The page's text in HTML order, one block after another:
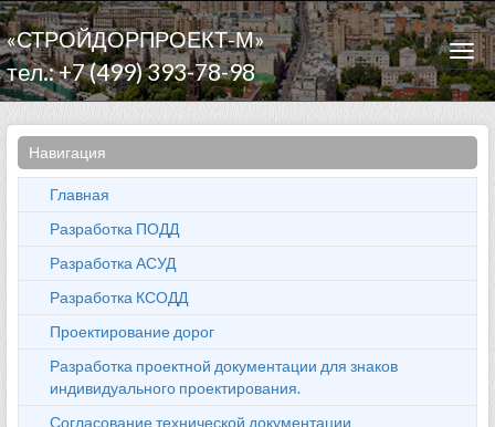
«СТРОЙДОРПРОЕКТ-М»
тел.: +7 (499) 393-78-98
Навигация
Главная
Разработка ПОДД
Разработка АСУД
Разработка КСОДД
Проектирование дорог
Разработка проектной документации для знаков
индивидуального проектирования.
Согласование технической документации